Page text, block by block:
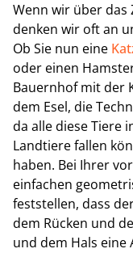
Wenn wir über das
denken wir oft an
Ob Sie nun eine
oder einen
Bauernhof mit der
dem Esel, die
da alle diese Tiere
Landtiere fallen
haben. Bei Ihrer
einfachen
feststellen, dass
dem Rücken und
und dem Hals